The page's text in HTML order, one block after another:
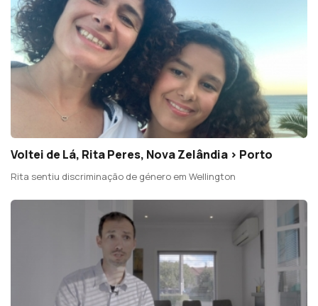
Voltei de Lá, Rita Peres, Nova Zelândia > Porto
Rita sentiu discriminação de género em Wellington